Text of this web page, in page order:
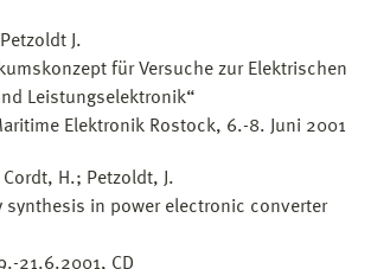
J.
für Versuche zur Elektrischen
Leistungselektronik“
Elektronik Rostock, 6.-8. Juni 2001
H.; Petzoldt, J.
synthesis in power electronic converter
21.6.2001, CD